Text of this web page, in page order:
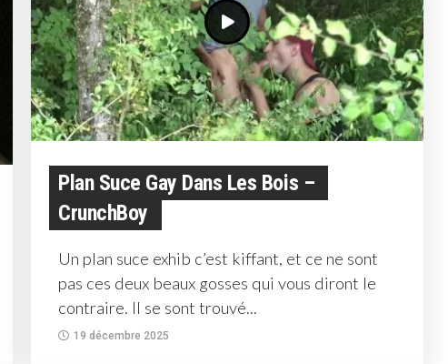
Plan Suce Gay Dans Les Bois –
CrunchBoy
Un plan suce exhib c’est kiffant, et ce ne sont
pas ces deux beaux gosses qui vous diront le
contraire. Il se sont trouvé...
19 décembre 2025